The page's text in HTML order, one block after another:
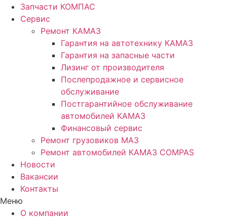
Запчасти КОМПАС
Сервис
Ремонт КАМАЗ
Гарантия на автотехнику КАМАЗ
Гарантия на запасные части
Лизинг от производителя
Послепродажное и сервисное
обслуживание
Постгарантийное обслуживание
автомобилей КАМАЗ
Финансовый сервис
Ремонт грузовиков МАЗ
Ремонт автомобилей КАМАЗ COMPAS
Новости
Вакансии
Контакты
Меню
О компании